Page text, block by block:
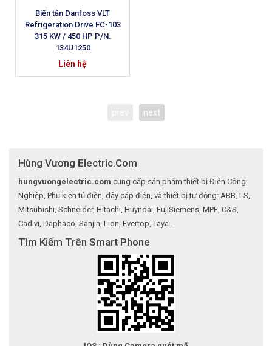
Biến tần Danfoss VLT
Refrigeration Drive FC-103
315 KW / 450 HP P/N:
134U1250
Liên hệ
next
Hùng Vương Electric.Com
hungvuongelectric.com cung cấp sản phẩm thiết bị Điện Công
Nghiệp, Phụ kiện tủ điện, dây cáp điện, và thiết bị tự động: ABB, LS,
Mitsubishi, Schneider, Hitachi, Huyndai, FujiSiemens, MPE, C&S,
Cadivi, Daphaco, Sanjin, Lion, Evertop, Taya..
Tìm Kiếm Trên Smart Phone